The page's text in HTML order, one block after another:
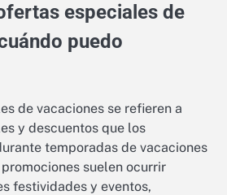
especiales de
puedo
de vacaciones se refieren a
y descuentos que los
temporadas de vacaciones
suelen ocurrir
festividades y eventos,